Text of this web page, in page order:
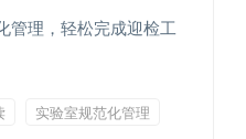
管理，轻松完成迎检工
实验室规范化管理